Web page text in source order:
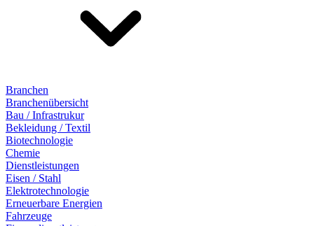
Branchen
Branchenübersicht
Bau / Infrastrukur
Bekleidung / Textil
Biotechnologie
Chemie
Dienstleistungen
Eisen / Stahl
Elektrotechnologie
Erneuerbare Energien
Fahrzeuge